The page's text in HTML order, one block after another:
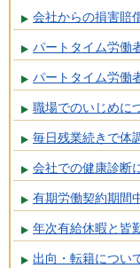
会社からの損害賠
パートタイム労働
パートタイム労働
職場でのいじめに
毎日残業続きで体
会社での健康診断
有期労働契約期間
年次有給休暇と皆
出向・転籍につい